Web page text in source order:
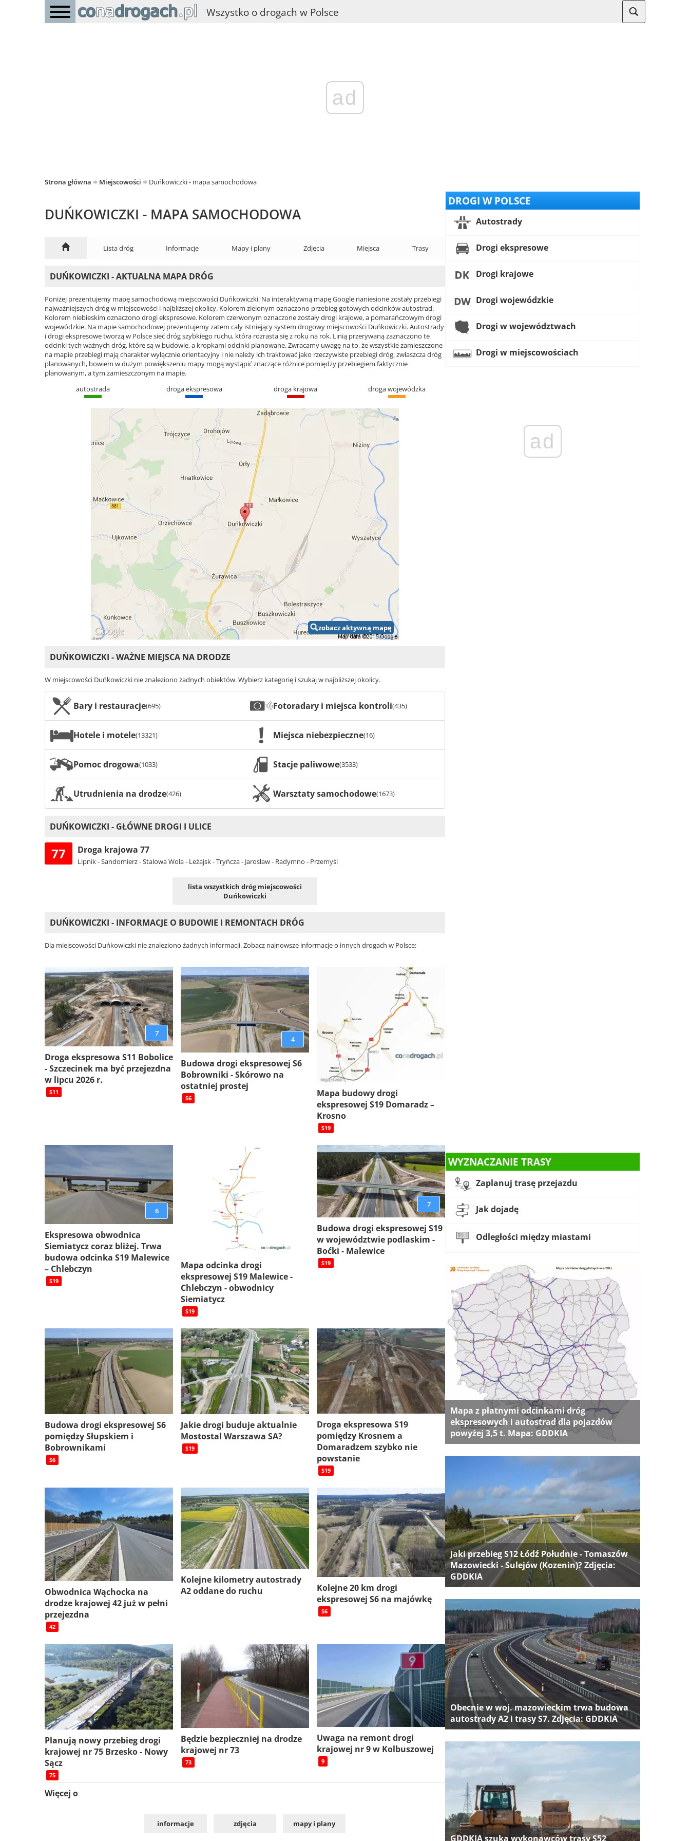
Wszystko o drogach w Polsce
ad
Strona główna Miejscowości Duńkowiczki - mapa samochodowa
DUŃKOWICZKI - MAPA SAMOCHODOWA
Lista dróg Informacje Mapy i plany Zdjęcia Miejsca Trasy
DUŃKOWICZKI - AKTUALNA MAPA DRÓG
Poniżej prezentujemy mapę samochodową miejscowości Duńkowiczki. Na interaktywną mapę Google naniesione zostały przebiegi
najważniejszych dróg w miejscowości i najbliższej okolicy. Kolorem zielonym oznaczono przebieg gotowych odcinków autostrad.
Kolorem niebieskim oznaczono drogi ekspresowe. Kolorem czerwonym oznaczone zostały drogi krajowe, a pomarańczowym drogi
wojewódzkie. Na mapie samochodowej prezentujemy zatem cały istniejący system drogowy miejscowości Duńkowiczki. Autostrady
i drogi ekspresowe tworzą w Polsce sieć dróg szybkiego ruchu, która rozrasta się z roku na rok. Linią przerywaną zaznaczono te
odcinki tych ważnych dróg, które są w budowie, a kropkami odcinki planowane. Zwracamy uwagę na to, że wszystkie zamieszczone
na mapie przebiegi mają charakter wyłącznie orientacyjny i nie należy ich traktować jako rzeczywiste przebiegi dróg, zwłaszcza dróg
planowanych, bowiem w dużym powiększeniu mapy mogą wystąpić znaczące różnice pomiędzy przebiegiem faktycznie
planowanym, a tym zamieszczonym na mapie.
autostrada
droga ekspresowa droga krajowa droga wojewódzka
zobacz aktywną mapę
DUŃKOWICZKI - WAŻNE MIEJSCA NA DRODZE
W miejscowości Duńkowiczki nie znaleziono żadnych obiektów. Wybierz kategorię i szukaj w najbliższej okolicy.
Bary i restauracje(695) Fotoradary i miejsca kontroli(435)
Hotele i motele(13321) Miejsca niebezpieczne(16)
Pomoc drogowa(1033) Stacje paliwowe(3533)
Utrudnienia na drodze(426) Warsztaty samochodowe(1673)
DUŃKOWICZKI - GŁÓWNE DROGI I ULICE
77 Droga krajowa 77
Lipnik - Sandomierz - Stalowa Wola - Leżajsk - Tryńcza - Jarosław - Radymno - Przemyśl
lista wszystkich dróg miejscowości
Duńkowiczki
DUŃKOWICZKI - INFORMACJE O BUDOWIE I REMONTACH DRÓG
Dla miejscowości Duńkowiczki nie znaleziono żadnych informacji. Zobacz najnowsze informacje o innych drogach w Polsce:
7
Droga ekspresowa S11 Bobolice
- Szczecinek ma być przejezdna
w lipcu 2026 r.
S11
4
Budowa drogi ekspresowej S6
Bobrowniki - Skórowo na
ostatniej prostej
S6
Mapa budowy drogi
ekspresowej S19 Domaradz –
Krosno
S19
6
Ekspresowa obwodnica
Siemiatycz coraz bliżej. Trwa
budowa odcinka S19 Malewice
– Chlebczyn
S19
Mapa odcinka drogi
ekspresowej S19 Malewice -
Chlebczyn - obwodnicy
Siemiatycz
S19
7
Budowa drogi ekspresowej S19
w województwie podlaskim -
Boćki - Malewice
S19
Budowa drogi ekspresowej S6
pomiędzy Słupskiem i
Bobrownikami
S6
Jakie drogi buduje aktualnie
Mostostal Warszawa SA?
S19
Droga ekspresowa S19
pomiędzy Krosnem a
Domaradzem szybko nie
powstanie
S19
Obwodnica Wąchocka na
drodze krajowej 42 już w pełni
przejezdna
42
Kolejne kilometry autostrady
A2 oddane do ruchu
Kolejne 20 km drogi
ekspresowej S6 na majówkę
S6
Planują nowy przebieg drogi
krajowej nr 75 Brzesko - Nowy
Sącz
75
Będzie bezpieczniej na drodze
krajowej nr 73
73
Uwaga na remont drogi
krajowej nr 9 w Kolbuszowej
9
Więcej o
informacje zdjęcia mapy i plany
DROGI W POLSCE
Autostrady
Drogi ekspresowe
Drogi krajowe
Drogi wojewódzkie
Drogi w województwach
Drogi w miejscowościach
ad
WYZNACZANIE TRASY
Zaplanuj trasę przejazdu
Jak dojadę
Odległości między miastami
Mapa z płatnymi odcinkami dróg
ekspresowych i autostrad dla pojazdów
powyżej 3,5 t. Mapa: GDDKIA
Jaki przebieg S12 Łódź Południe - Tomaszów
Mazowiecki - Sulejów (Kozenin)? Zdjęcia:
GDDKIA
Obecnie w woj. mazowieckim trwa budowa
autostrady A2 i trasy S7. Zdjęcia: GDDKIA
GDDKIA szuka wykonawców trasy S52